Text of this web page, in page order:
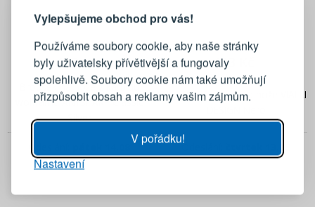
Vylepšujeme obchod pro vás!
Používáme soubory cookie, aby naše stránky
byly uživatelsky přívětivější a fungovaly
spolehlivě. Soubory cookie nám také umožňují
přizpůsobit obsah a reklamy vašim zájmům.
V pořádku!
Nastavení
412 Kč
Brousek na nože z karbidu
wolframu ANYSHARP Classic
Silver
443 Kč
Nylonový stojan na nože VIALLI
Odeslání:
Přihlaste se ke svému účtu
Emailová adresa
PŘIHLÁSIT SE